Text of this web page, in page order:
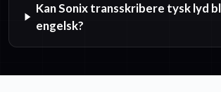
Kan Sonix transskribere tysk lyd
engelsk?